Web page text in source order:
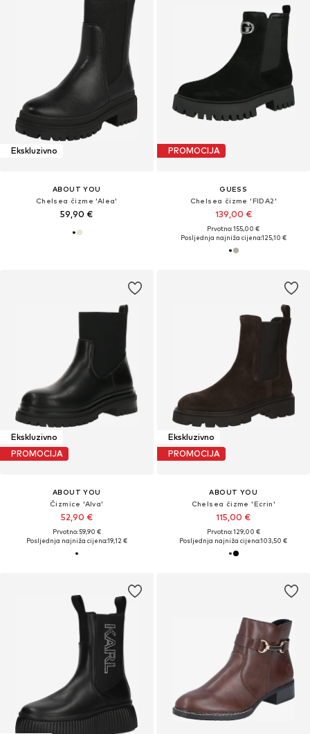
Ekskluzivno
ABOUT YOU
Chelsea čizme 'Alea'
59,90 €
PROMOCIJA
GUESS
Chelsea čizme 'FIDA2'
139,00 €
Prvotno: 155,00 €
Posljednja najniža cijena:125,10 €
Ekskluzivno
PROMOCIJA
ABOUT YOU
Čizmice 'Alva'
52,90 €
Prvotno: 59,90 €
Posljednja najniža cijena:19,12 €
Ekskluzivno
PROMOCIJA
ABOUT YOU
Chelsea čizme 'Ecrin'
115,00 €
Prvotno: 129,00 €
Posljednja najniža cijena:103,50 €